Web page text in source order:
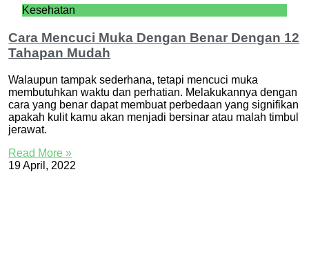
Kesehatan
Cara Mencuci Muka Dengan Benar Dengan 12
Tahapan Mudah
Walaupun tampak sederhana, tetapi mencuci muka
membutuhkan waktu dan perhatian. Melakukannya dengan
cara yang benar dapat membuat perbedaan yang signifikan
apakah kulit kamu akan menjadi bersinar atau malah timbul
jerawat.
Read More »
19 April, 2022